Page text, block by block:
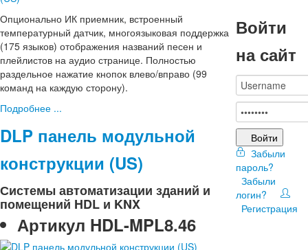
Опционально ИК приемник, встроенный
температурный датчик, многоязыковая поддержка
(175 языков) отображения названий песен и
плейлистов на аудио странице. Полностью
раздельное нажатие кнопок влево/вправо (99
команд на каждую сторону).
Подробнее ...
DLP панель модульной
конструкции (US)
Системы автоматизации зданий и
помещений HDL и KNX
Артикул HDL-MPL8.46
Войти
на сайт
Войти
Забыли
пароль?
Забыли
логин?
Регистрация